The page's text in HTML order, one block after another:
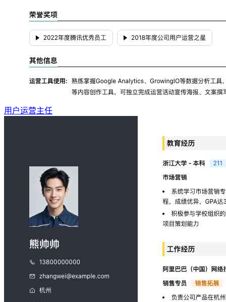
用户运营主任